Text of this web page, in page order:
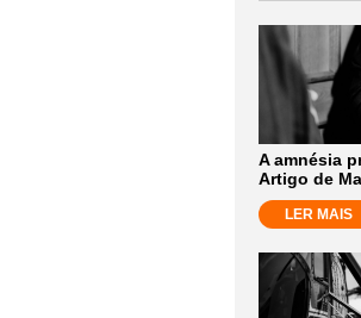
A amnésia
Artigo de
LER MAIS